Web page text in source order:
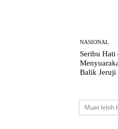
NASIONAL
Seribu Hati
Balik Jeruji
Muat lebih